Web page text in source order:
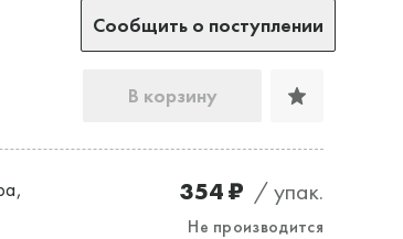
Сообщить о поступлении
В корзину
354 ₽ / упак.
Не производится